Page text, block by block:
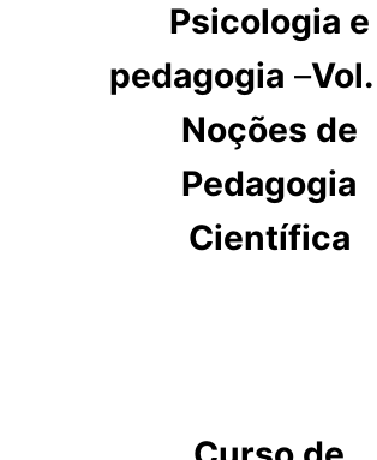
Psicologia e
pedagogia –
Noções de
Pedagogia
Científica